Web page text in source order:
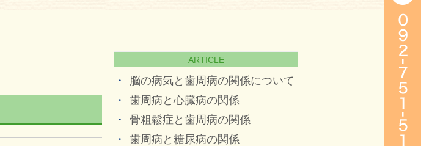
ARTICLE
脳の病気と歯周病の関係について
歯周病と心臓病の関係
骨粗鬆症と歯周病の関係
歯周病と糖尿病の関係